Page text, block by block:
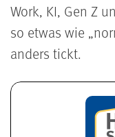
Work, KI, Gen Z
so etwas wie
anders tickt.